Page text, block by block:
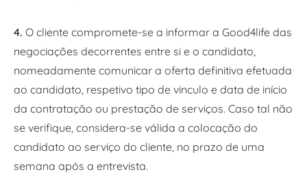
4. O cliente compromete-se a informar a Good4life das
negociações decorrentes entre si e o candidato,
nomeadamente comunicar a oferta definitiva efetuada
ao candidato, respetivo tipo de vínculo e data de início
da contratação ou prestação de serviços. Caso tal não
se verifique, considera-se válida a colocação do
candidato ao serviço do cliente, no prazo de uma
semana após a entrevista.